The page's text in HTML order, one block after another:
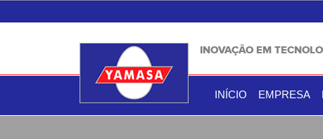
INOVAÇÃO EM
INÍCIO EMPRESA